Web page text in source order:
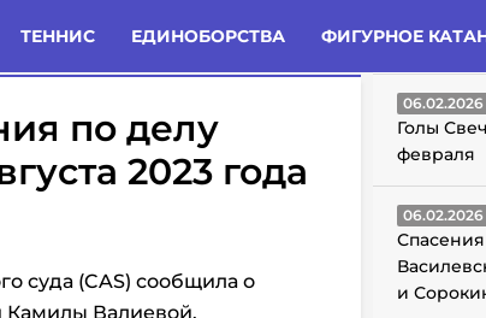
ТЕННИС ЕДИНОБОРСТВА ФИГУРНОЕ
Новости
по делу
2023 года
суда (CAS) сообщила о
Камилы Валиевой.
ГОЛЫ
06.02.2026
Голы
февраля
06.02.2026
и